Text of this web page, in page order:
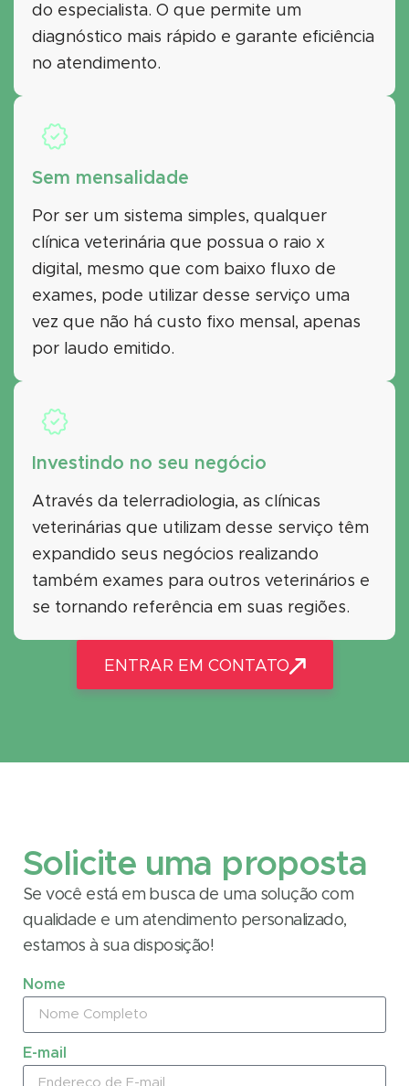
do especialista. O que permite um
diagnóstico mais rápido e garante eficiência
no atendimento.
Sem mensalidade
Por ser um sistema simples, qualquer
clínica veterinária que possua o raio x
digital, mesmo que com baixo fluxo de
exames, pode utilizar desse serviço uma
vez que não há custo fixo mensal, apenas
por laudo emitido.
Investindo no seu negócio
Através da telerradiologia, as clínicas
veterinárias que utilizam desse serviço têm
expandido seus negócios realizando
também exames para outros veterinários e
se tornando referência em suas regiões.
ENTRAR EM CONTATO
Solicite uma proposta
Se você está em busca de uma solução com
qualidade e um atendimento personalizado,
estamos à sua disposição!
Nome
E-mail